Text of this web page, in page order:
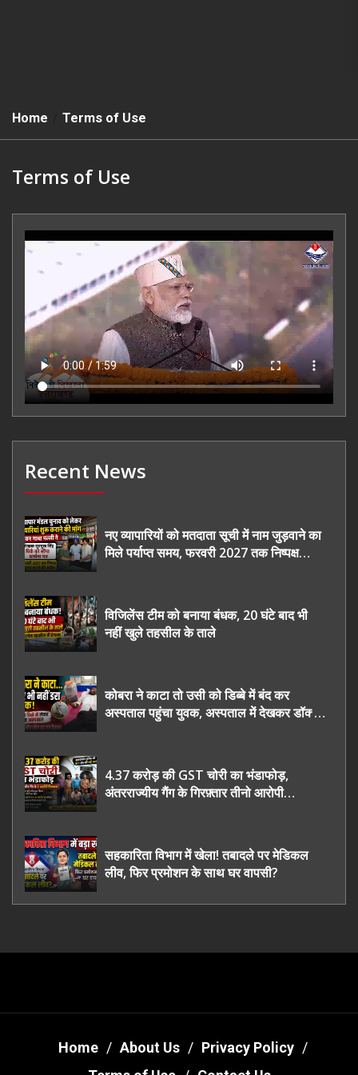
Home Terms of Use
Terms of Use
Recent News
नए व्यापारियों को मतदाता सूची में नाम जुड़वाने का
मिले पर्याप्त समय, फरवरी 2027 तक निष्पक्ष
विजिलेंस टीम को बनाया बंधक, 20 घंटे बाद भी
नहीं खुले तहसील के ताले
कोबरा ने काटा तो उसी को डिब्बे में बंद कर
अस्पताल पहुंचा युवक, अस्पताल में देखकर डॉक्टर
4.37 करोड़ की GST चोरी का भंडाफोड़,
अंतरराज्यीय गैंग के गिरफ़्तार तीनो आरोपी
सहकारिता विभाग में खेला! तबादले पर मेडिकल
लीव, फिर प्रमोशन के साथ घर वापसी?
Home About Us
Privacy Policy